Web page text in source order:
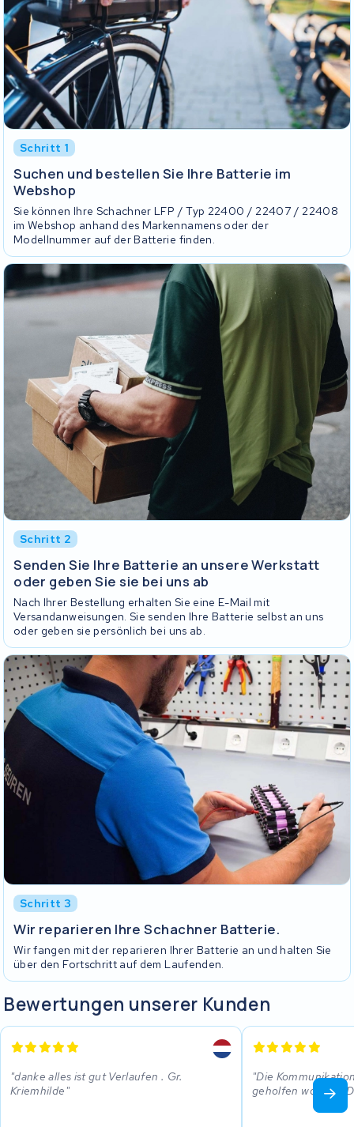
Schritt 1
Suchen und bestellen Sie Ihre Batterie im
Webshop
Sie können Ihre Schachner LFP / Typ 22400 / 22407 / 22408
im Webshop anhand des Markennamens oder der
Modellnummer auf der Batterie finden.
Schritt 2
Senden Sie Ihre Batterie an unsere Werkstatt
oder geben Sie sie bei uns ab
Nach Ihrer Bestellung erhalten Sie eine E-Mail mit
Versandanweisungen. Sie senden Ihre Batterie selbst an uns
oder geben sie persönlich bei uns ab.
Schritt 3
Wir reparieren Ihre Schachner Batterie.
Wir fangen mit der reparieren Ihrer Batterie an und halten Sie
über den Fortschritt auf dem Laufenden.
Bewertungen unserer Kunden
danke alles ist gut Verlaufen . Gr.
Kriemhilde
Die
geholfen worden.